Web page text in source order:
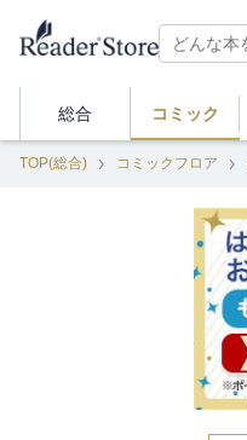
総合 コミック
TOP(総合) コミックフロア